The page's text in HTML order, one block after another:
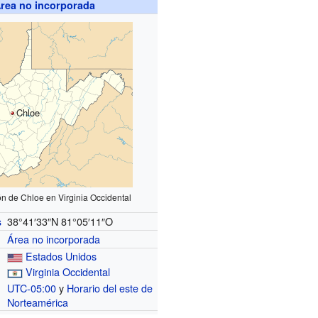
no incorporada
Chloe
de Chloe en Virginia Occidental
38°41′33″N 81°05′11″O
Área no incorporada
Estados Unidos
Virginia Occidental
UTC-05:00y Horario del este de
Norteamérica